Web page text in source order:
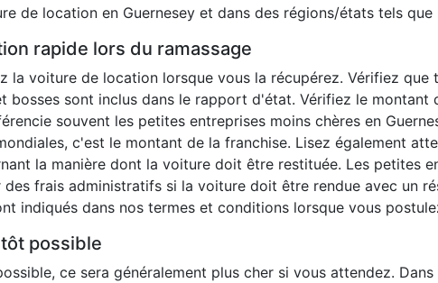
de location en Guernesey et dans des régions/états tels que
rapide lors du ramassage
la voiture de location lorsque vous la récupérez. Vérifiez que
bosses sont inclus dans le rapport d'état. Vérifiez le montant
souvent les petites entreprises moins chères en
c'est le montant de la franchise. Lisez également
la manière dont la voiture doit être restituée. Les petites
des frais administratifs si la voiture doit être rendue avec un
indiqués dans nos termes et conditions lorsque vous
possible
ce sera généralement plus cher si vous attendez. Dans